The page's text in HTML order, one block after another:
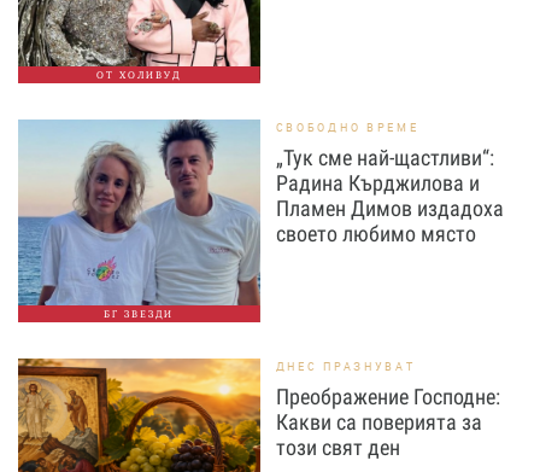
ОТ ХОЛИВУД
БГ ЗВЕЗДИ
СВОБОДНО ВРЕМЕ
„Тук сме най-щастливи“:
Радина Кърджилова и
Пламен Димов издадоха
своето любимо място
ДНЕС ПРАЗНУВАТ
Преображение Господне:
Какви са поверията за
този свят ден